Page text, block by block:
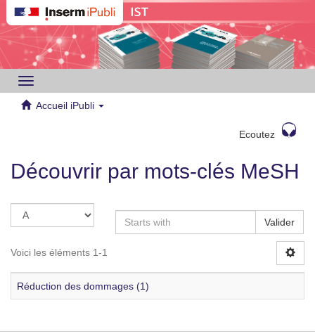
Toggle
navigation
Accueil iPubli
Ecoutez
Découvrir par mots-clés MeSH
Valider
Voici les éléments 1-1
Réduction des dommages (1)